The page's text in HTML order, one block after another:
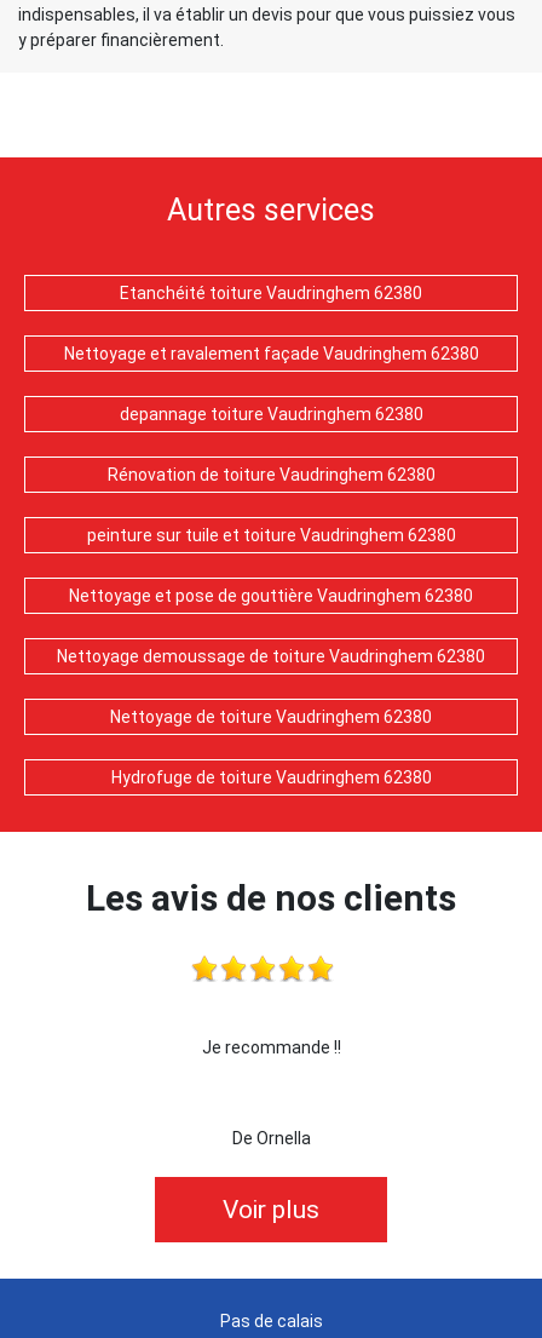
indispensables, il va établir un devis pour que vous puissiez vous
y préparer financièrement.
Autres services
Etanchéité toiture Vaudringhem 62380
Nettoyage et ravalement façade Vaudringhem 62380
depannage toiture Vaudringhem 62380
Rénovation de toiture Vaudringhem 62380
peinture sur tuile et toiture Vaudringhem 62380
Nettoyage et pose de gouttière Vaudringhem 62380
Nettoyage demoussage de toiture Vaudringhem 62380
Nettoyage de toiture Vaudringhem 62380
Hydrofuge de toiture Vaudringhem 62380
Les avis de nos clients
je recommande cette entreprise les
Voir plus
Pas de calais